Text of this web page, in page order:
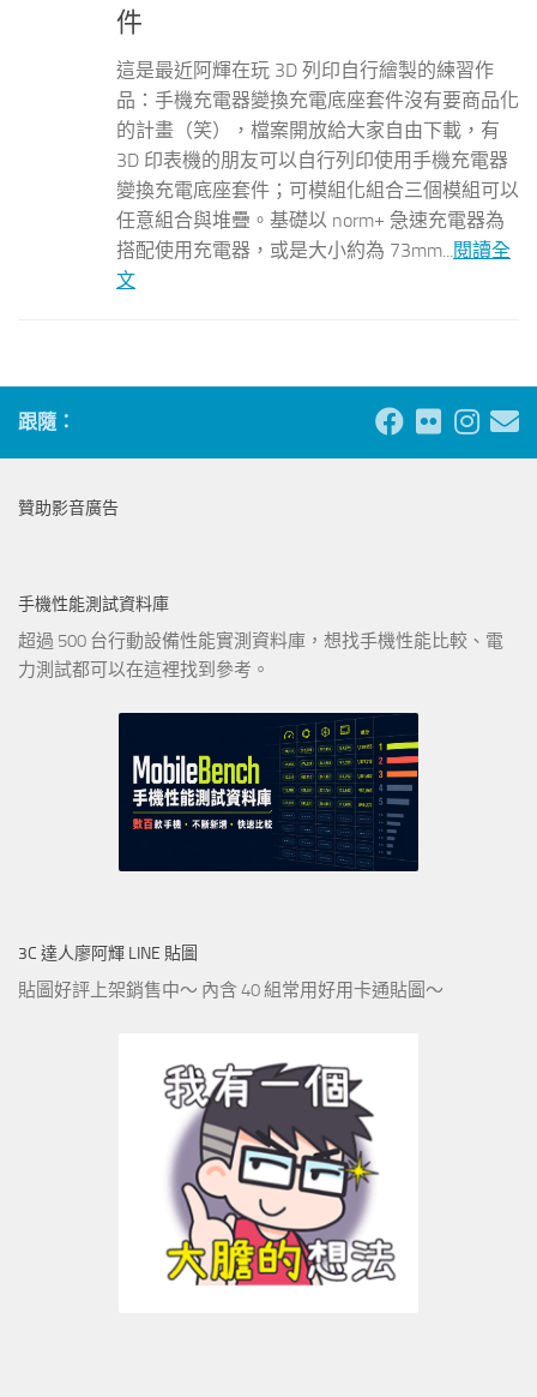
件
這是最近阿輝在玩 3D 列印自行繪製的練習作
品：手機充電器變換充電底座套件沒有要商品化
的計畫（笑），檔案開放給大家自由下載，有
3D 印表機的朋友可以自行列印使用手機充電器
變換充電底座套件；可模組化組合三個模組可以
任意組合與堆疊。基礎以 norm+ 急速充電器為
搭配使用充電器，或是大小約為 73mm...閱讀全
文
跟隨：
贊助影音廣告
手機性能測試資料庫
超過 500 台行動設備性能實測資料庫，想找手機性能比較、電
力測試都可以在這裡找到參考。
3C 達人廖阿輝 LINE 貼圖
貼圖好評上架銷售中～ 內含 40 組常用好用卡通貼圖～